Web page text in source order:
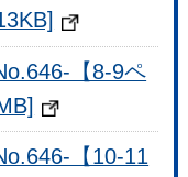
【8-9ペ
【10-11